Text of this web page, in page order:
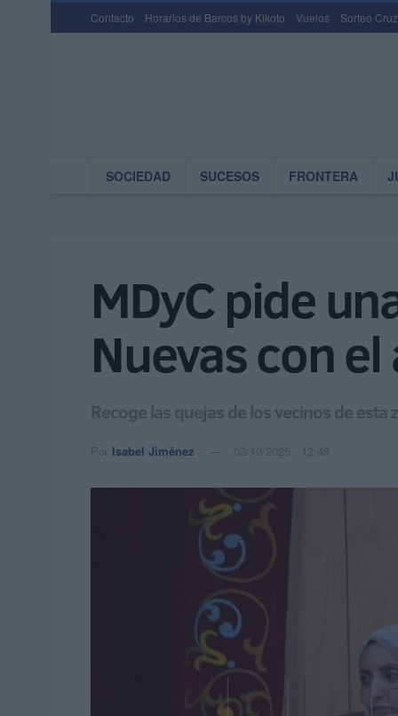
Contacto Horarios de Barcos by Kikoto Vuelos Sorteo
SOCIEDAD SUCESOS FRONTERA
MDyC pide
Nuevas con
Recoge las quejas de los vecinos de
Por Isabel Jiménez 03/10/2025 - 12:48